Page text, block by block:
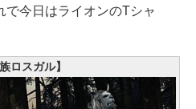
で今日はライオンのTシャ
ロスガル】